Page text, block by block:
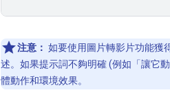
注意： 如要使用圖片轉影片功能獲
述。如果提示詞不夠明確 (例如「讓它
體動作和環境效果。